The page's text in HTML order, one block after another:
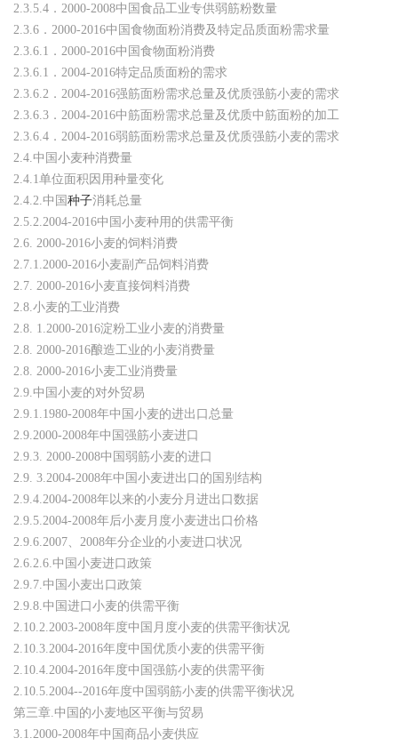
2.3.5.4．2000-2008中国食品工业专供弱筋粉数量
2.3.6．2000-2016中国食物面粉消费及特定品质面粉需求量
2.3.6.1．2000-2016中国食物面粉消费
2.3.6.1．2004-2016特定品质面粉的需求
2.3.6.2．2004-2016强筋面粉需求总量及优质强筋小麦的需求
2.3.6.3．2004-2016中筋面粉需求总量及优质中筋面粉的加工
2.3.6.4．2004-2016弱筋面粉需求总量及优质强筋小麦的需求
2.4.中国小麦种消费量
2.4.1单位面积因用种量变化
2.4.2.中国 种子消耗总量
2.5.2.2004-2016中国小麦种用的供需平衡
2.6. 2000-2016小麦的饲料消费
2.7.1.2000-2016小麦副产品饲料消费
2.7. 2000-2016小麦直接饲料消费
2.8.小麦的工业消费
2.8. 1.2000-2016淀粉工业小麦的消费量
2.8. 2000-2016酿造工业的小麦消费量
2.8. 2000-2016小麦工业消费量
2.9.中国小麦的对外贸易
2.9.1.1980-2008年中国小麦的进出口总量
2.9.2000-2008年中国强筋小麦进口
2.9.3. 2000-2008中国弱筋小麦的进口
2.9. 3.2004-2008年中国小麦进出口的国别结构
2.9.4.2004-2008年以来的小麦分月进出口数据
2.9.5.2004-2008年后小麦月度小麦进出口价格
2.9.6.2007、2008年分企业的小麦进口状况
2.6.2.6.中国小麦进口政策
2.9.7.中国小麦出口政策
2.9.8.中国进口小麦的供需平衡
2.10.2.2003-2008年度中国月度小麦的供需平衡状况
2.10.3.2004-2016年度中国优质小麦的供需平衡
2.10.4.2004-2016年度中国强筋小麦的供需平衡
2.10.5.2004--2016年度中国弱筋小麦的供需平衡状况
第三章.中国的小麦地区平衡与贸易
3.1.2000-2008年中国商品小麦供应